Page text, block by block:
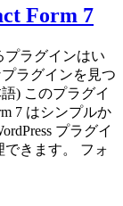
Form 7
プラグインはい
ラグインを見つ
) このプラグイ
7 はシンプルか
プラグイ
きます。 フォ